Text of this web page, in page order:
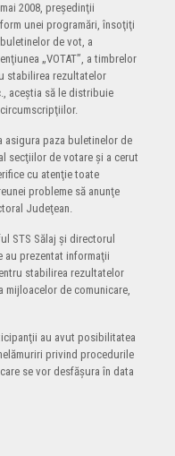
2008, preşedinţii
unei programări, însoţiţi
de vot, a
„VOTAT”, a timbrelor
stabilirea rezultatelor
aceştia să le distribuie
asigura paza buletinelor de
secţiilor de votare şi a cerut
cu atenţie toate
probleme să anunţe
Judeţean.
STS Sălaj şi directorul
au prezentat informaţii
stabilirea rezultatelor
mijloacelor de comunicare,
au avut posibilitatea
privind procedurile
se vor desfăşura în data